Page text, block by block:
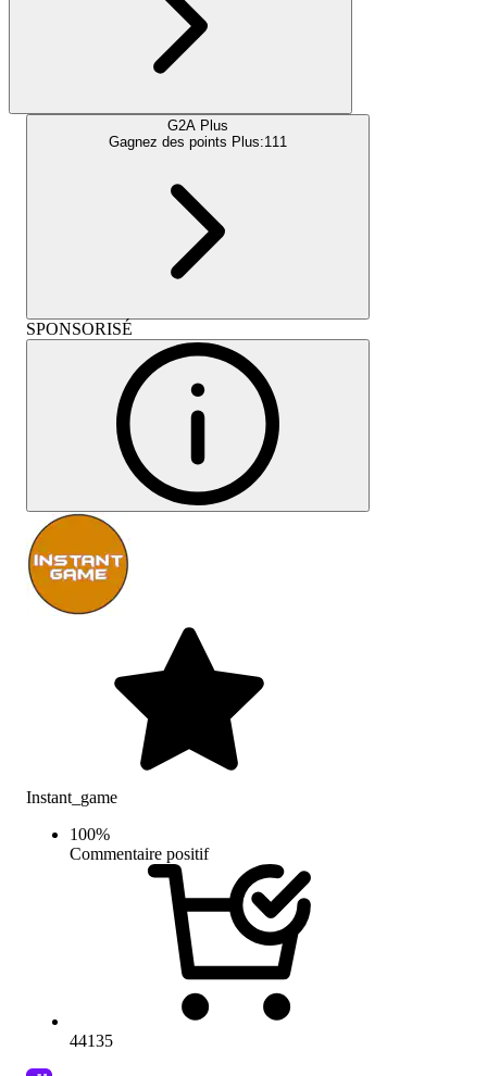
G2A Plus
Gagnez des points Plus:111
SPONSORISÉ
Instant_game
100%
Commentaire positif
44135